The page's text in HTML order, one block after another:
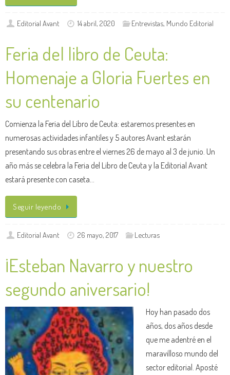
Editorial Avant 14 abril, 2020 Entrevistas, Mundo Editorial
Feria del libro de Ceuta:
Homenaje a Gloria Fuertes en
su centenario
Comienza la Feria del Libro de Ceuta: estaremos presentes en
numerosas actividades infantiles y 5 autores Avant estarán
presentando sus obras entre el viernes 26 de mayo al 3 de junio. Un
año más se celebra la Feria del Libro de Ceuta y la Editorial Avant
estará presente con caseta…
Seguir leyendo
Editorial Avant 26 mayo, 2017 Lecturas
¡Esteban Navarro y nuestro
segundo aniversario!
Hoy han pasado dos
años, dos años desde
que me adentré en el
maravilloso mundo del
sector editorial. Aposté